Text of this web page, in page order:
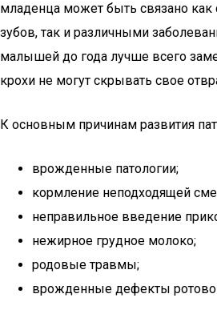
младенца может быть связано
зубов, так и различными
малышей до года лучше всего
крохи не могут скрывать свое
К основным причинам развития
врожденные патологии;
кормление неподходящей
неправильное введение
нежирное грудное молоко;
родовые травмы;
врожденные дефекты